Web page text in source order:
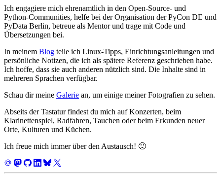
Ich engagiere mich ehrenamtlich in den Open‑Source- und
Python‑Communities, helfe bei der Organisation der PyCon DE und
PyData Berlin, betreue als Mentor und trage mit Code und
Übersetzungen bei.
In meinem Blog teile ich Linux‑Tipps, Einrichtungsanleitungen und
persönliche Notizen, die ich als spätere Referenz geschrieben habe.
Ich hoffe, dass sie auch anderen nützlich sind. Die Inhalte sind in
mehreren Sprachen verfügbar.
Schau dir meine Galerie an, um einige meiner Fotografien zu sehen.
Abseits der Tastatur findest du mich auf Konzerten, beim
Klarinettenspiel, Radfahren, Tauchen oder beim Erkunden neuer
Orte, Kulturen und Küchen.
Ich freue mich immer über den Austausch! 🙂